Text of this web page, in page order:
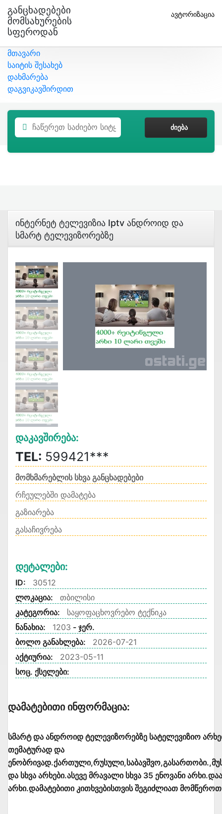
Განცხადებები
Მომსახურების
Სფეროდან
ავტორიზაცია
მთავარი
საიტის შესახებ
დახმარება
დაგვიკავშირდით
ᲫᲘᲔᲑᲐ
Ინტერნეტ Ტელევიზია Iptv Ანდროიდ Და
Სმარტ Ტელევიზორებზე
Დაკავშირება:
TEL: 599421***
მომხმარებლის სხვა განცხადებები
რჩეულებში დამატება
გაზიარება
გასაჩივრება
Დეტალები:
ID:
30512
ლოკაცია:
თბილისი
კატეგორია:
საყოფაცხოვრებო ტექნიკა
ნანახია:
1203 - ჯერ.
ბოლო განახლება:
2026-07-21
აქტიურია:
2023-05-11
სოც. ქსელები:
Დამატებითი Ინფორმაცია:
სმარტ და ანდროიდ ტელევიზორებზე სატელევიზიო
თემატურად და
და სხვა არხები.ასევე მრავალი სხვა 35 ენოვანი
არხი.დამატებითი კითხვებისთვის შეგიძლიათ